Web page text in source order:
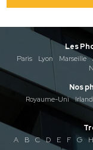
Les
Paris
Lyon Marseille
Nos
Royaume-Uni
A
B C D E F G H